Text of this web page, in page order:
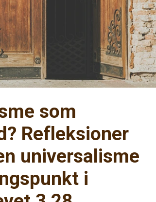
som
Refleksioner
universalisme
i